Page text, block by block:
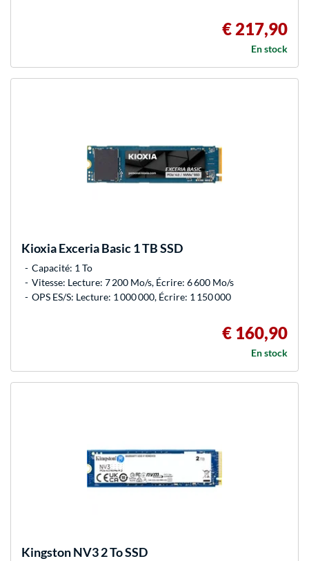
€ 217,90
En stock
KioxiaExceria Basic 1 TB SSD
Capacité: 1 To
Vitesse: Lecture: 7 200 Mo/s, Écrire: 6 600 Mo/s
OPS ES/S: Lecture: 1 000 000, Écrire: 1 150 000
€ 160,90
En stock
KingstonNV3 2 To SSD